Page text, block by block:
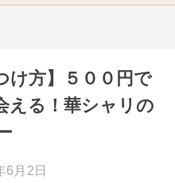
け方】５００円で
える！華シャリの
6月2日